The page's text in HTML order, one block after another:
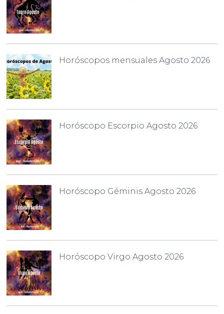
Horóscopos mensuales Agosto 2026
Horóscopo Escorpio Agosto 2026
Horóscopo Géminis Agosto 2026
Horóscopo Virgo Agosto 2026